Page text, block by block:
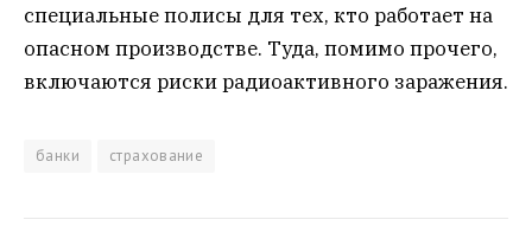
специальные полисы для тех, кто работает на
опасном производстве. Туда, помимо прочего,
включаются риски радиоактивного заражения.
банки страхование